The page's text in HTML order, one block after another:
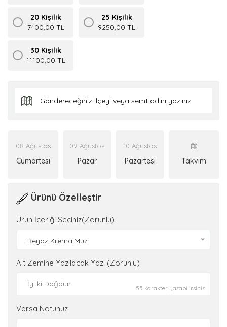
20 Kişilik
7400,00 TL
25 Kişilik
9250,00 TL
30 Kişilik
11100,00 TL
08 Ağustos
Cumartesi
09 Ağustos
Pazar
10 Ağustos
Pazartesi Takvim
Ürünü Özelleştir
Ürün İçeriği Seçiniz(Zorunlu)
Beyaz Krema Muz
Alt Zemine Yazılacak Yazı (Zorunlu)
55 karakter yazabilirsiniz.
Varsa Notunuz